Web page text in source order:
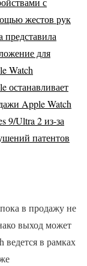
жестов рук
представила
для
Watch
останавливает
Apple Watch
9/Ultra 2 из-за
патентов
в продажу не
выход может
ведется в рамках